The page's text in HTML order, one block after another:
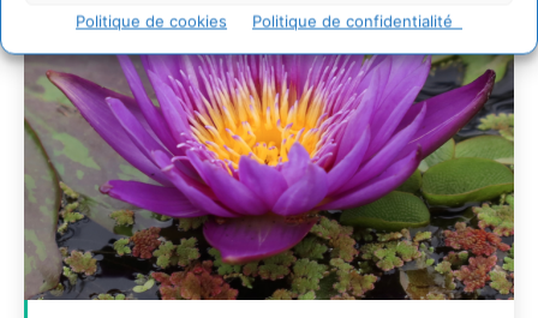
Politique de cookies Politique de confidentialité